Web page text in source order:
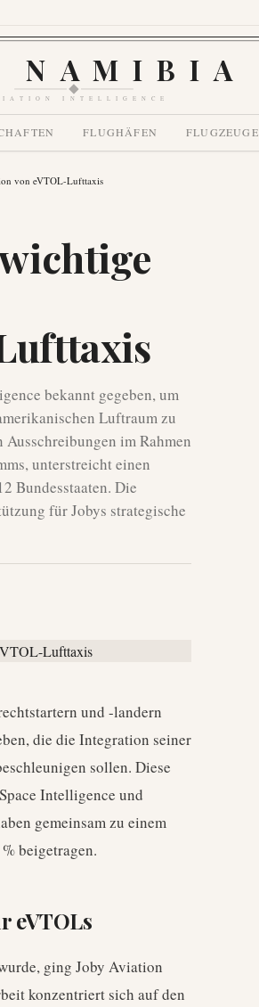
NAMIBIA
INTELLIGENCE
FLUGHÄFEN FLUGZEUGE
von eVTOL-Lufttaxis
bekannt gegeben, um
Luftraum zu
im Rahmen
unterstreicht einen
Bundesstaaten. Die
für Jobys strategische
und -landern
die die Integration seiner
sollen. Diese
Intelligence und
gemeinsam zu einem
beigetragen.
eVTOLs
ging Joby Aviation
konzentriert sich auf den